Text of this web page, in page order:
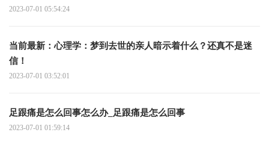
2023-07-01 05:54:24
当前最新：心理学：梦到去世的亲人暗示着什么？还真不是迷
信！
2023-07-01 03:52:01
足跟痛是怎么回事怎么办_足跟痛是怎么回事
2023-07-01 01:59:14